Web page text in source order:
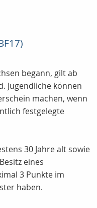
begann, gilt ab
Jugendliche können
machen, wenn
festgelegte
30 Jahre alt sowie
eines
3 Punkte im
haben.